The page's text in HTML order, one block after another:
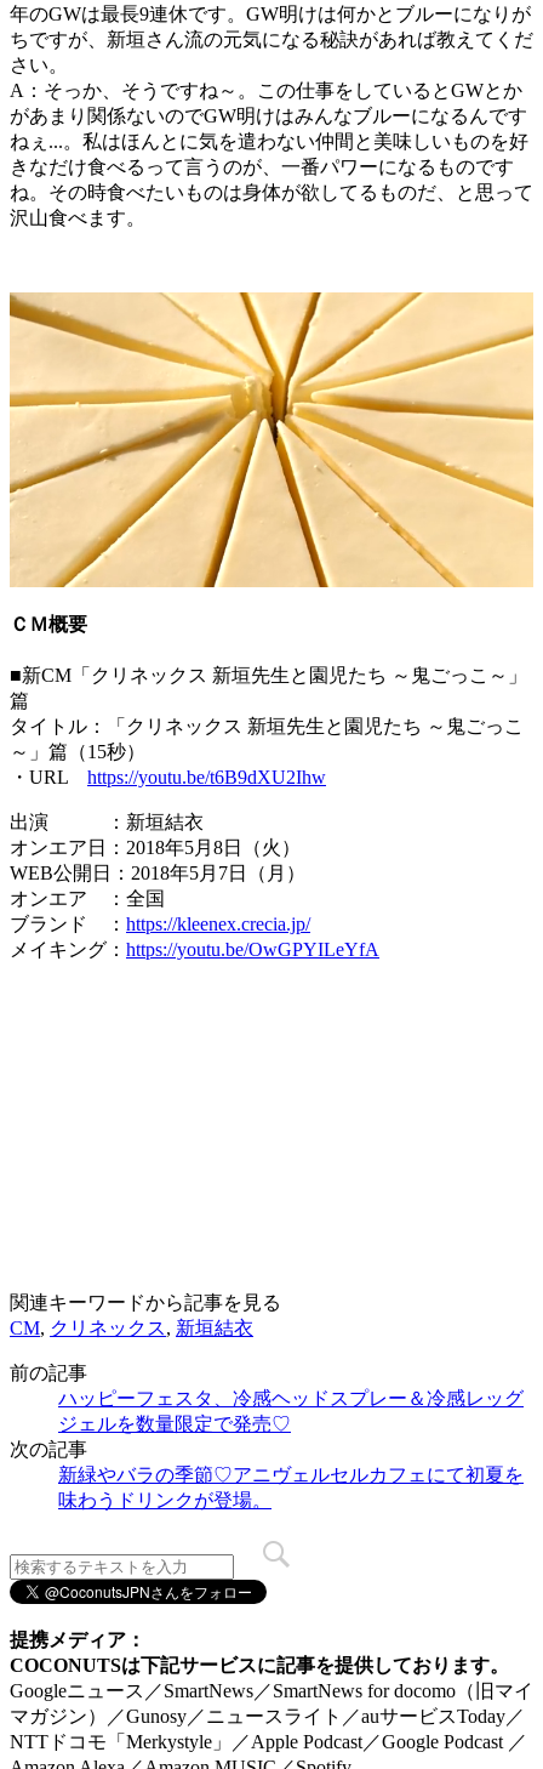
年のGWは最長9連休です。GW明けは何かとブルーになりが
ちですが、新垣さん流の元気になる秘訣があれば教えてくだ
さい。
A：そっか、そうですね～。この仕事をしているとGWとか
があまり関係ないのでGW明けはみんなブルーになるんです
ねぇ...。私はほんとに気を遣わない仲間と美味しいものを好
きなだけ食べるって言うのが、一番パワーになるものです
ね。その時食べたいものは身体が欲してるものだ、と思って
沢山食べます。
ＣＭ概要
■新CM「クリネックス 新垣先生と園児たち ～鬼ごっこ～」
篇
タイトル：「クリネックス 新垣先生と園児たち ～鬼ごっこ
～」篇（15秒）
・URL https://youtu.be/t6B9dXU2Ihw
出演 ：新垣結衣
オンエア日：2018年5月8日（火）
WEB公開日：2018年5月7日（月）
オンエア ：全国
ブランド ： https://kleenex.crecia.jp/
メイキング： https://youtu.be/OwGPYILeYfA
関連キーワードから記事を見る
CM, クリネックス, 新垣結衣
前の記事
ハッピーフェスタ、冷感ヘッドスプレー＆冷感レッグ
ジェルを数量限定で発売♡
次の記事
新緑やバラの季節♡アニヴェルセルカフェにて初夏を
味わうドリンクが登場。
提携メディア：
COCONUTSは下記サービスに記事を提供しております。
Googleニュース／SmartNews／SmartNews for docomo（旧マイ
マガジン）／Gunosy／ニュースライト／auサービスToday／
NTTドコモ「Merkystyle」／Apple Podcast／Google Podcast ／